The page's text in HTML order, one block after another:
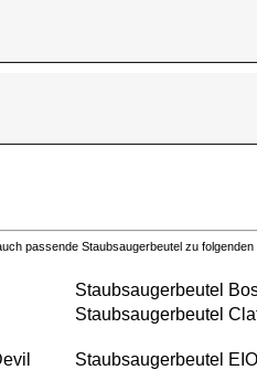
passende Staubsaugerbeutel zu folgenden
Staubsaugerbeutel
Staubsaugerbeutel
Staubsaugerbeutel